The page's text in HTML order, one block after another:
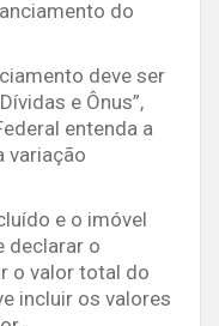
do
deve ser
e Ônus”,
entenda a
variação
e o imóvel
declarar o
o valor total do
incluir os valores